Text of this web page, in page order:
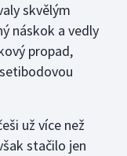
skvělým
náskok a vedly
propad,
už více než
stačilo jen